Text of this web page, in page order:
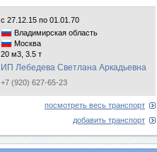
с 27.12.15 по 01.01.70
Владимирская область
Москва
20 м3, 3.5 т
ИП Лебедева Светлана Аркадьевна
+7 (920) 627-65-23
посмотреть весь транспорт
добавить транспорт